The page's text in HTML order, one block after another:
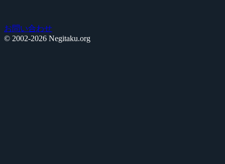
お問い合わせ
© 2002-2026 Negitaku.org